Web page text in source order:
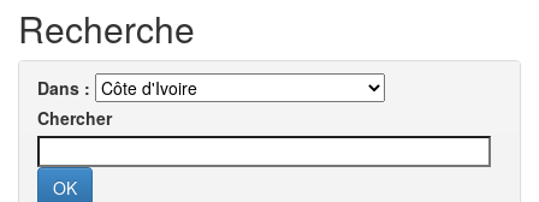
Recherche
Dans :
Chercher